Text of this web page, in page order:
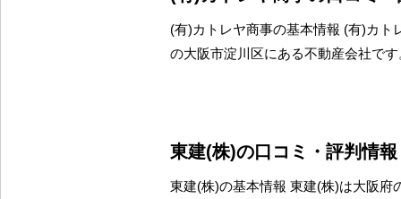
(有)カトレヤ商事の基本情報 (有)カト
の大阪市淀川区にある不動産会社で
東建(株)の口コミ・評判情報
東建(株)の基本情報 東建(株)は大阪府